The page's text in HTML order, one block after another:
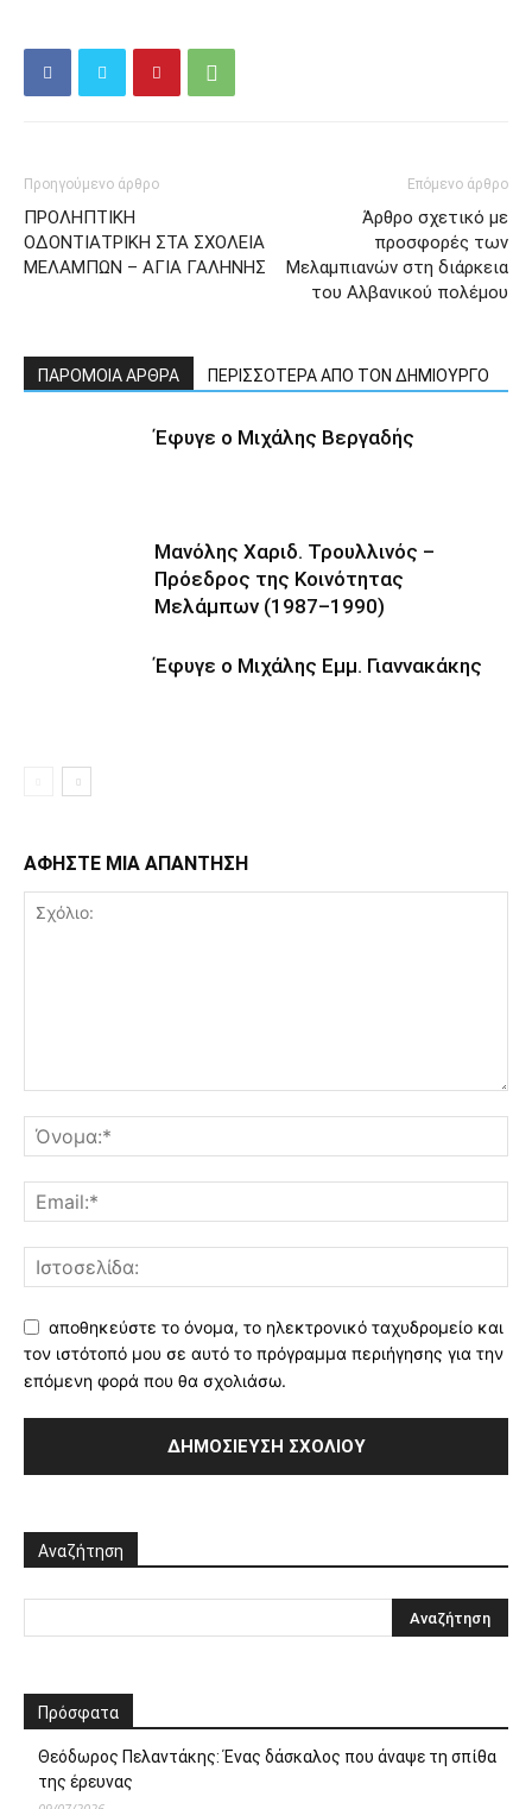
Προηγούμενο άρθρο
ΠΡΟΛΗΠΤΙΚΗ
ΟΔΟΝΤΙΑΤΡΙΚΗ ΣΤΑ ΣΧΟΛΕΙΑ
ΜΕΛΑΜΠΩΝ – ΑΓΙΑ ΓΑΛΗΝΗΣ
Επόμενο άρθρο
Άρθρο σχετικό με
προσφορές των
Μελαμπιανών στη διάρκεια
του Αλβανικού πολέμου
ΠΑΡΟΜΟΙΑ ΑΡΘΡΑ ΠΕΡΙΣΣΟΤΕΡΑ ΑΠΟ ΤΟΝ ΔΗΜΙΟΥΡΓΟ
Έφυγε ο Μιχάλης Βεργαδής
Μανόλης Χαριδ. Τρουλλινός –
Πρόεδρος της Κοινότητας
Μελάμπων (1987–1990)
Έφυγε ο Μιχάλης Εμμ. Γιαννακάκης
ΑΦΗΣΤΕ ΜΙΑ ΑΠΑΝΤΗΣΗ
αποθηκεύστε το όνομα, το ηλεκτρονικό ταχυδρομείο και
τον ιστότοπό μου σε αυτό το πρόγραμμα περιήγησης για την
επόμενη φορά που θα σχολιάσω.
Αναζήτηση
Πρόσφατα
Θεόδωρος Πελαντάκης: Ένας δάσκαλος που άναψε τη σπίθα
της έρευνας